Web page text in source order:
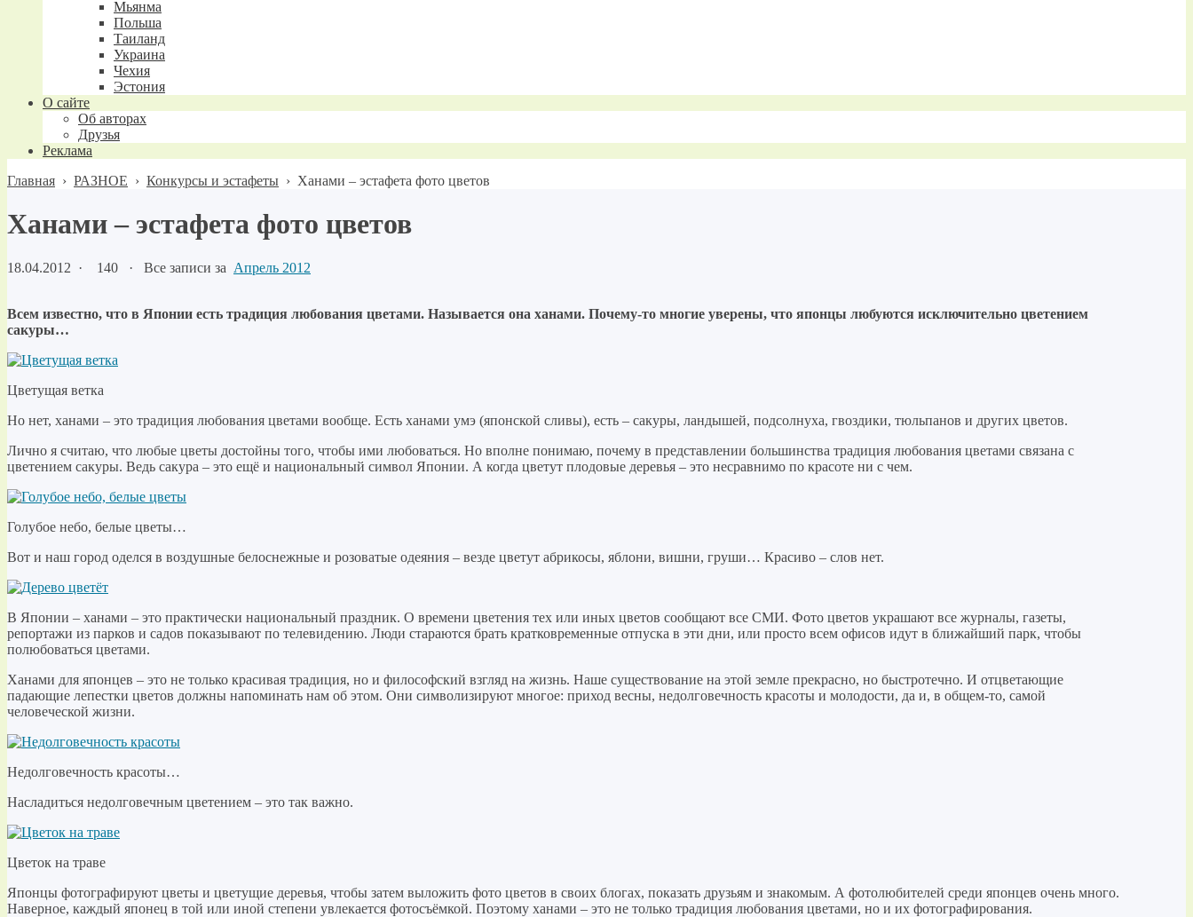
Мьянма
Польша
Таиланд
Украина
Чехия
Эстония
О сайте
Об авторах
Друзья
Реклама
Главная › РАЗНОЕ › Конкурсы и эстафеты › Ханами – эстафета фото цветов
Ханами – эстафета фото цветов
18.04.2012 · 140 · Все записи за Апрель 2012
Всем известно, что в Японии есть традиция любования цветами. Называется она ханами. Почему-то многие уверены, что японцы любуются исключительно цветением
сакуры…
Цветущая ветка
Но нет, ханами – это традиция любования цветами вообще. Есть ханами умэ (японской сливы), есть – сакуры, ландышей, подсолнуха, гвоздики, тюльпанов и других цветов.
Лично я считаю, что любые цветы достойны того, чтобы ими любоваться. Но вполне понимаю, почему в представлении большинства традиция любования цветами связана с
цветением сакуры. Ведь сакура – это ещё и национальный символ Японии. А когда цветут плодовые деревья – это несравнимо по красоте ни с чем.
Голубое небо, белые цветы…
Вот и наш город оделся в воздушные белоснежные и розоватые одеяния – везде цветут абрикосы, яблони, вишни, груши… Красиво – слов нет.
В Японии – ханами – это практически национальный праздник. О времени цветения тех или иных цветов сообщают все СМИ. Фото цветов украшают все журналы, газеты,
репортажи из парков и садов показывают по телевидению. Люди стараются брать кратковременные отпуска в эти дни, или просто всем офисов идут в ближайший парк, чтобы
полюбоваться цветами.
Ханами для японцев – это не только красивая традиция, но и философский взгляд на жизнь. Наше существование на этой земле прекрасно, но быстротечно. И отцветающие
падающие лепестки цветов должны напоминать нам об этом. Они символизируют многое: приход весны, недолговечность красоты и молодости, да и, в общем-то, самой
человеческой жизни.
Недолговечность красоты…
Насладиться недолговечным цветением – это так важно.
Цветок на траве
Японцы фотографируют цветы и цветущие деревья, чтобы затем выложить фото цветов в своих блогах, показать друзьям и знакомым. А фотолюбителей среди японцев очень много.
Наверное, каждый японец в той или иной степени увлекается фотосъёмкой. Поэтому ханами – это не только традиция любования цветами, но и их фотографирования.